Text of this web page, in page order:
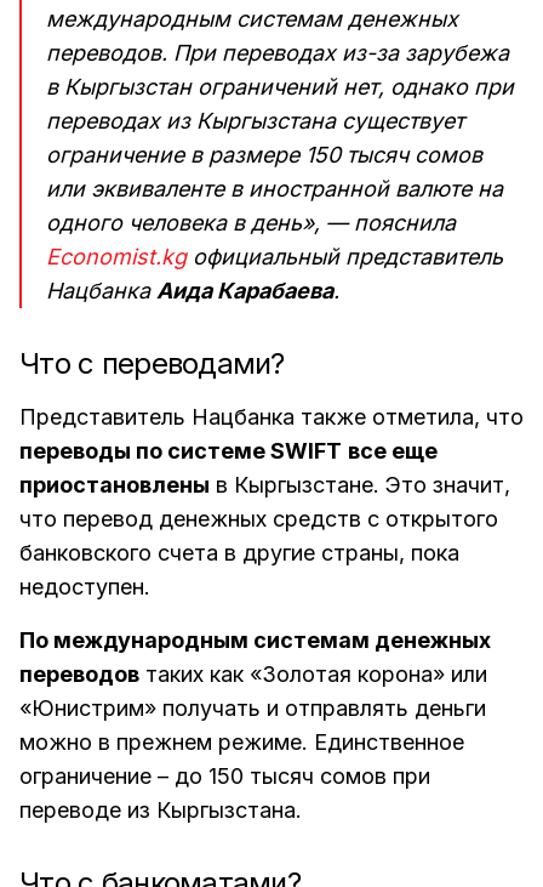
международным системам денежных
переводов. При переводах из-за зарубежа
в Кыргызстан ограничений нет, однако при
переводах из Кыргызстана существует
ограничение в размере 150 тысяч сомов
или эквиваленте в иностранной валюте на
одного человека в день», — пояснила
Economist.kgофициальный представитель
НацбанкаАида Карабаева.
Что с переводами?
Представитель Нацбанка также отметила, что
переводы по системе SWIFT все еще
приостановлены в Кыргызстане. Это значит,
что перевод денежных средств с открытого
банковского счета в другие страны, пока
недоступен.
По международным системам денежных
переводов таких как «Золотая корона» или
«Юнистрим» получать и отправлять деньги
можно в прежнем режиме. Единственное
ограничение – до 150 тысяч сомов при
переводе из Кыргызстана.